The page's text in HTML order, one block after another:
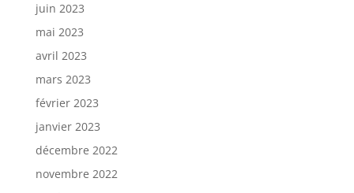
juin 2023
mai 2023
avril 2023
mars 2023
février 2023
janvier 2023
décembre 2022
novembre 2022